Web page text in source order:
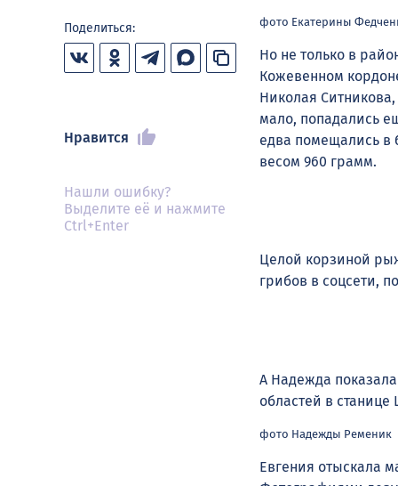
Поделиться:
Нравится
Нашли ошибку?
Выделите её и нажмите
Ctrl+Enter
фото Екатерины
Но не только в
Кожевенном
Николая
мало, попадались
едва помещались в
весом 960 грамм.
Целой корзиной
грибов в соцсети,
А Надежда
областей в
фото Надежды Ременик
Евгения отыскала